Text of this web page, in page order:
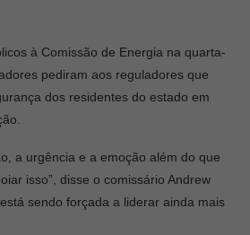
à Comissão de Energia na quarta-
pediram aos reguladores que
dos residentes do estado em
a urgência e a emoção além do que
isso”, disse o comissário Andrew
sendo forçada a liderar ainda mais